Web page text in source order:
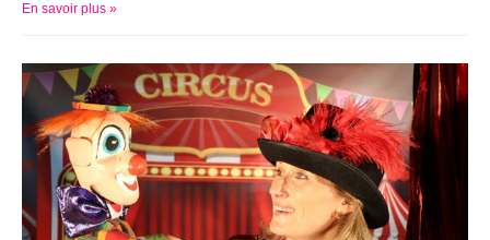
En savoir plus »